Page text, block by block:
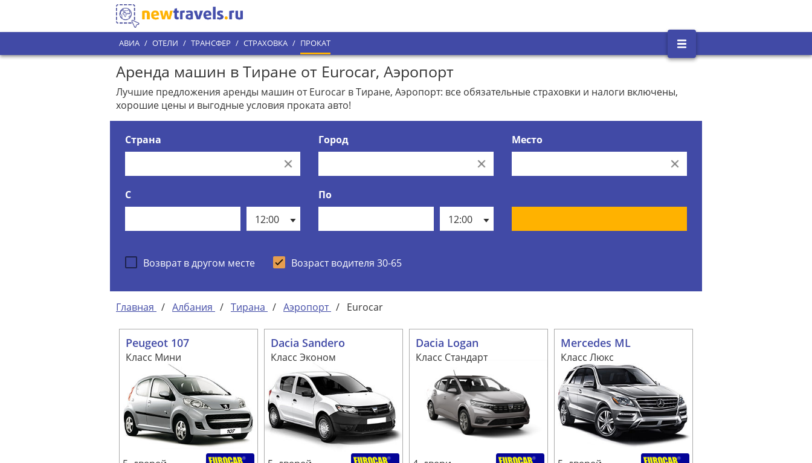
АВИА / ОТЕЛИ / ТРАНСФЕР / СТРАХОВКА / ПРОКАТ
Аренда машин в Тиране от Eurocar, Аэропорт
Лучшие предложения аренды машин от Eurocar в Тиране, Аэропорт: все обязательные страховки и налоги включены,
хорошие цены и выгодные условия проката авто!
Страна
Clear
Город
Clear
Место
Clear
С
12:00
По
12:00
Возврат в другом месте Возраст водителя 30-65
Главная / Албания / Тирана / Аэропорт / Eurocar
Peugeot 107
Класс Мини
Dacia Sandero
Класс Эконом
Dacia Logan
Класс Стандарт
Mercedes ML
Класс Люкс